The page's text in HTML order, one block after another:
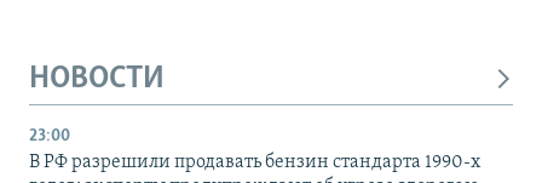
НОВОСТИ
23:00
В РФ разрешили продавать бензин стандарта 1990-х